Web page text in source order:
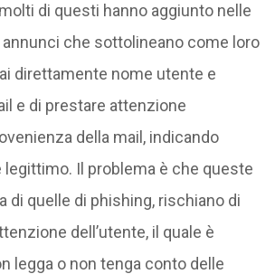
di questi hanno aggiunto nelle
annunci che sottolineano come loro
direttamente nome utente e
e di prestare attenzione
della mail, indicando
legittimo. Il problema è che queste
di quelle di phishing, rischiano di
dell’utente, il quale è
legga o non tenga conto delle